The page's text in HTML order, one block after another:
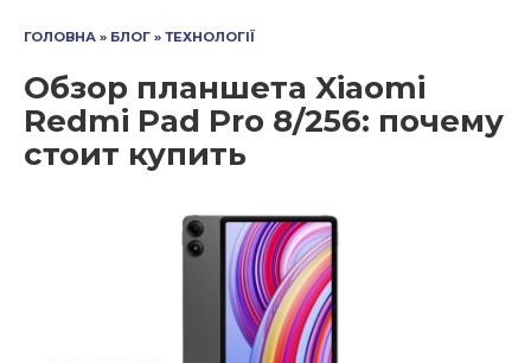
ГОЛОВНА » БЛОГ » ТЕХНОЛОГІЇ
Обзор планшета Xiaomi
Redmi Pad Pro 8/256: почему
стоит купить